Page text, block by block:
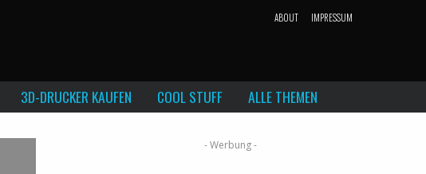
ABOUT IMPRESSUM
3D-DRUCKER KAUFEN COOL STUFF ALLE THEMEN